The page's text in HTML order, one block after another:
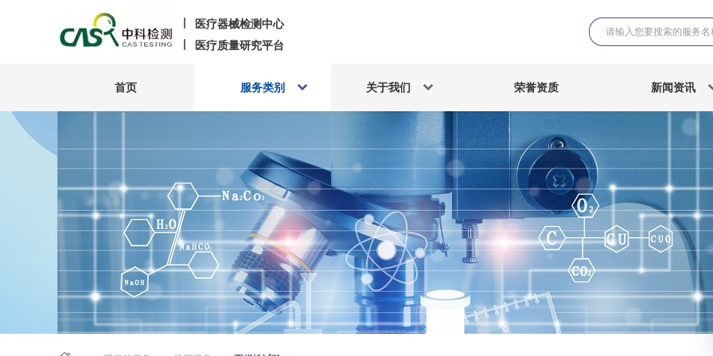
医疗器械检测中心
医疗质量研究平台
首页 服务类别 关于我们 荣誉资质 新闻资讯